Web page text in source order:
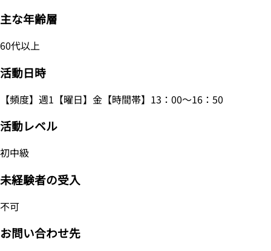
主な年齢層
60代以上
活動日時
【頻度】週1【曜日】金【時間帯】13：00～16：50
活動レベル
初中級
未経験者の受入
不可
お問い合わせ先